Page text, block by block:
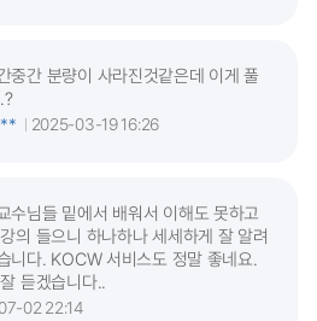
중간 분량이 사라진것같은데 이게 풀
2025-03-19 16:26
수님들 밑에서 배워서 이해도 못하고
의 들으니 하나하나 세세하게 잘 알려
니다. KOCW 서비스도 정말 좋네요.
듣겠습니다..
02 22:14